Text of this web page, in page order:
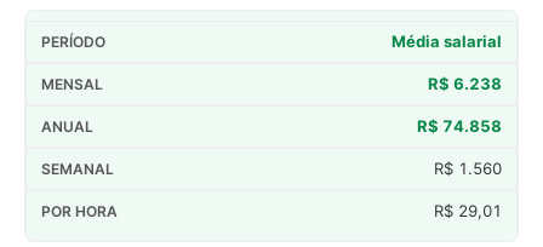
Média salarial
R$ 6.238
R$ 74.858
R$ 1.560
R$ 29,01